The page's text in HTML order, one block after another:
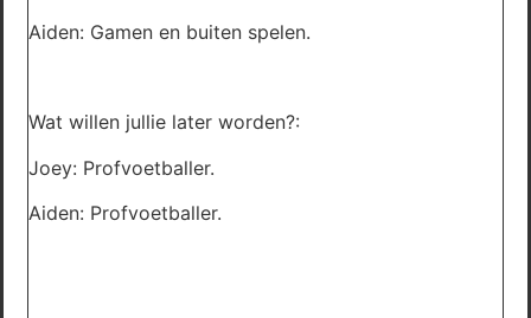
Aiden: Gamen en buiten spelen.
Wat willen jullie later worden?:
Joey: Profvoetballer.
Aiden: Profvoetballer.